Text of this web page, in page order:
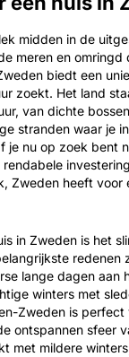
midden in de
meren en omringd
biedt een
zoekt. Het land
van dichte
stranden waar je
je nu op zoek bent
Zweden heeft voor
in Zweden is het
redenen
lange dagen aan
winters met
Zweden is perfect
ontspannen sfeer
met mildere